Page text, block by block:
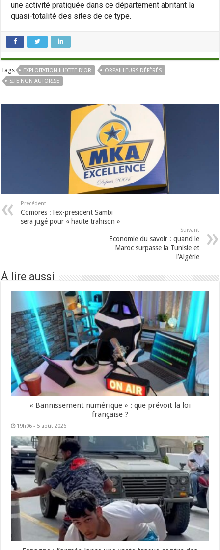
une activité pratiquée dans ce département abritant la
quasi-totalité des sites de ce type.
Tags EXPLOITATION ILLICITE D'OR
ORPAILLEURS DÉFÈRÉS
SITE NON AUTORISE
Précédent
Comores : l’ex-président Sambi
sera jugé pour « haute trahison »
Suivant
Economie du savoir : quand le
Maroc surpasse la Tunisie et
l’Algérie
À lire aussi
« Bannissement numérique » : que prévoit la loi
française ?
19h06 - 5 août 2026